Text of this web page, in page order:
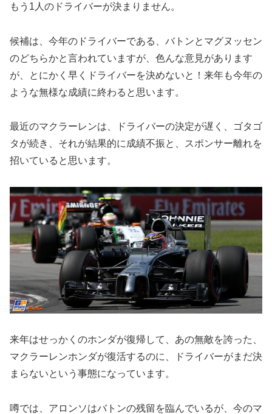
もう1人のドライバーが決まりません。
候補は、今年のドライバーである、バトンとマグヌッセン
のどちらかと言われていますが、色んな意見があります
が、とにかく早くドライバーを決めないと！来年も今年の
ような無様な成績に終わると思います。
最近のマクラーレンは、ドライバーの決定が遅く、ゴタゴ
タが続き、それが結果的に成績不振と、スポンサー離れを
招いていると思います。
来年はせっかくのホンダが復帰して、あの無敵を誇った、
マクラーレンホンダが復活するのに、ドライバーがまだ決
まらないという事態になっています。
噂では、アロンソはバトンの残留を臨んでいるが、今のマ